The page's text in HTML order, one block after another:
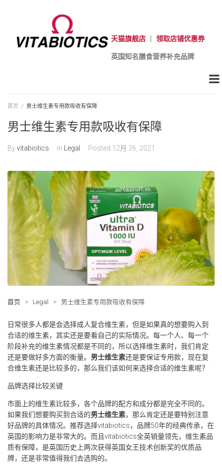
天猫旗舰店 领取店铺优惠券
英国知名膳食营养补充品牌
首页 / 男士维生素专用款吸收有保障
男士维生素专用款吸收有保障
Byvitabiotics In Legal Posted 12月 26, 2021
首页 > Legal > 男士维生素专用款吸收有保障
日常很多人都是会选择成人复合维生素，但是如果真的想要购入到
合适的维生素，其实还是要看自己的实际情况。每一个人、每一个
阶段补充的维生素情况都是不同的，所以选择维生素时，我们肯定
还是要做好多方面的衡量。 男士维生素还是要保证专用款，现在复
合维生素还是比较多的，那么我们该如何来选择合适的维生素呢？
品牌选择比较关键
市面上的维生素比较多，各个品牌的配方和成分都是完全不同的。
如果我们想要购买到合适的男士维生素，那么肯定还是要特别注意
好品牌的具体情况。推荐选择vitabiotics，品牌50年的经典传承，在
英国的影响力是非常大的。而且vitabiotics全英销量领先，维生素品
质有保障，是英国历史上两次获得英国女王技术创新奖的优质品
牌，还是非常值得我们去选购的。